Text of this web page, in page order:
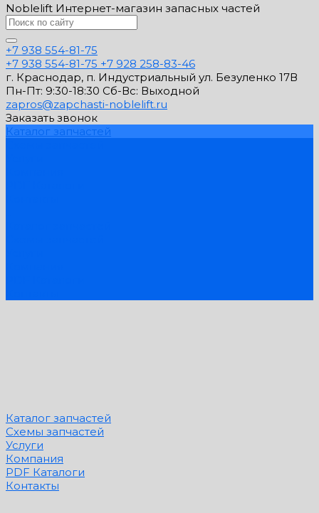
Noblelift Интернет-магазин запасных частей
+7 938 554-81-75
+7 938 554-81-75 +7 928 258-83-46
г. Краснодар, п. Индустриальный ул. Безуленко 17В
Пн-Пт: 9:30-18:30 Cб-Вс: Выходной
zapros@zapchasti-noblelift.ru
Заказать звонок
Каталог запчастей
Каталог запчастей
Схемы запчастей
Услуги
Компания
PDF Каталоги
Контакты